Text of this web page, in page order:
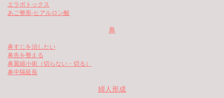
エラボトックス
あご整形-ヒアルロン酸
鼻
鼻すじを治したい
鼻先を整える
鼻翼縮小術（切らない・切る）
鼻中隔延長
婦人形成